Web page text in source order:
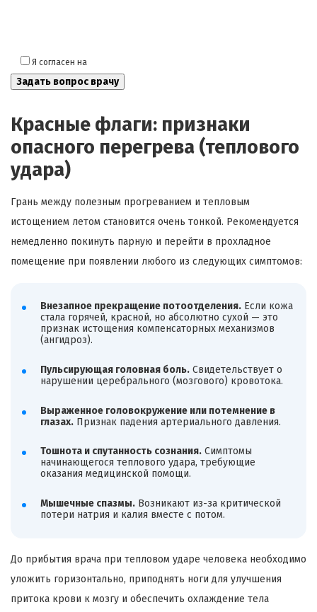
Я согласен на
Красные флаги: признаки
опасного перегрева (теплового
удара)
Грань между полезным прогреванием и тепловым
истощением летом становится очень тонкой. Рекомендуется
немедленно покинуть парную и перейти в прохладное
помещение при появлении любого из следующих симптомов:
Внезапное прекращение потоотделения.Если кожа
стала горячей, красной, но абсолютно сухой — это
признак истощения компенсаторных механизмов
(ангидроз).
Пульсирующая головная боль.Свидетельствует о
нарушении церебрального (мозгового) кровотока.
Выраженное головокружение или потемнение в
глазах.Признак падения артериального давления.
Тошнота и спутанность сознания.Симптомы
начинающегося теплового удара, требующие
оказания медицинской помощи.
Мышечные спазмы.Возникают из-за критической
потери натрия и калия вместе с потом.
До прибытия врача при тепловом ударе человека необходимо
уложить горизонтально, приподнять ноги для улучшения
притока крови к мозгу и обеспечить охлаждение тела